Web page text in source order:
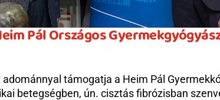
Pál Országos
támogatja a Heim Pál
betegségben, ún. cisztás fibrózisban